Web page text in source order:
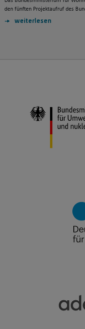
den fünften Projektaufruf des
weiterlesen